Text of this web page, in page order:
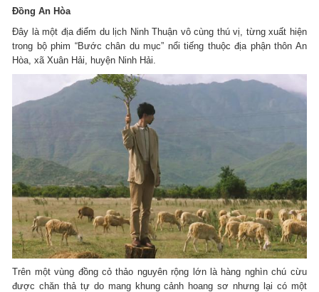
Đồng An Hòa
Đây là một địa điểm du lịch Ninh Thuận vô cùng thú vị, từng xuất hiện
trong bộ phim “Bước chân du mục” nổi tiếng thuộc địa phận thôn An
Hòa, xã Xuân Hải, huyện Ninh Hải.
Trên một vùng đồng cỏ thảo nguyên rộng lớn là hàng nghìn chú cừu
được chăn thả tự do mang khung cảnh hoang sơ nhưng lại có một